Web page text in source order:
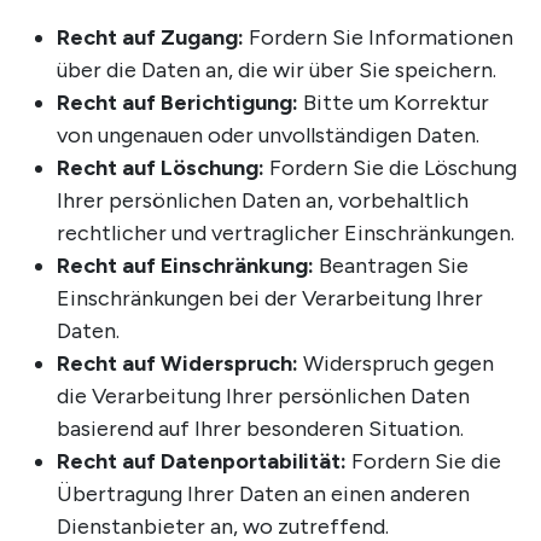
Recht auf Zugang: Fordern Sie Informationen
über die Daten an, die wir über Sie speichern.
Recht auf Berichtigung: Bitte um Korrektur
von ungenauen oder unvollständigen Daten.
Recht auf Löschung: Fordern Sie die Löschung
Ihrer persönlichen Daten an, vorbehaltlich
rechtlicher und vertraglicher Einschränkungen.
Recht auf Einschränkung: Beantragen Sie
Einschränkungen bei der Verarbeitung Ihrer
Daten.
Recht auf Widerspruch: Widerspruch gegen
die Verarbeitung Ihrer persönlichen Daten
basierend auf Ihrer besonderen Situation.
Recht auf Datenportabilität: Fordern Sie die
Übertragung Ihrer Daten an einen anderen
Dienstanbieter an, wo zutreffend.